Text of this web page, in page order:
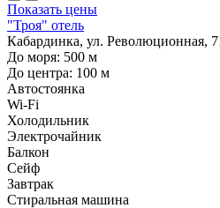
Показать цены
"Троя" отель
Кабардинка, ул. Революционная,
До моря: 500 м
До центра: 100 м
Автостоянка
Wi-Fi
Холодильник
Электрочайник
Балкон
Сейф
Завтрак
Стиральная машина